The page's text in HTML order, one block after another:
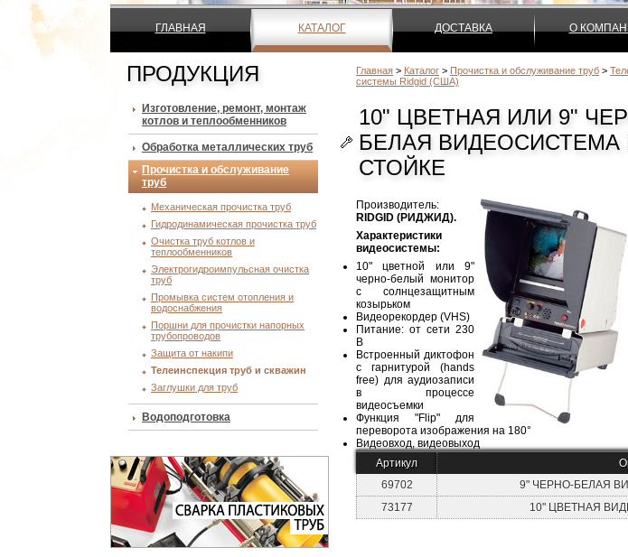
ГЛАВНАЯ КАТАЛОГ ДОСТАВКА О
ПРОДУКЦИЯ
Изготовление, ремонт, монтаж
котлов и теплообменников
Обработка металлических труб
Прочистка и обслуживание
труб
Механическая прочистка труб
Гидродинамическая прочистка труб
Очистка труб котлов и
теплообменников
Электрогидроимпульсная очистка
труб
Промывка систем отопления и
водоснабжения
Поршни для прочистки напорных
трубопроводов
Защита от накипи
Телеинспекция труб и скважин
Заглушки для труб
Водоподготовка
Главная > Каталог > Прочистка и обслуживание труб >
системы Ridgid (США)
10" ЦВЕТНАЯ ИЛИ 9"
БЕЛАЯ ВИДЕОСИСТЕМА
СТОЙКЕ
Производитель:
RIDGID (РИДЖИД).
Характеристики
видеосистемы:
10" цветной или 9"
черно-белый монитор
с солнцезащитным
козырьком
Видеорекордер (VHS)
Питание: от сети 230
В
Встроенный диктофон
с гарнитурой (hands
free) для аудиозаписи
в процессе
видеосъемки
Функция "Flip" для
переворота изображения на 180°
Видеовход, видеовыход
Артикул
69702
9" ЧЕРНО-БЕЛАЯ
73177
10" ЦВЕТНАЯ